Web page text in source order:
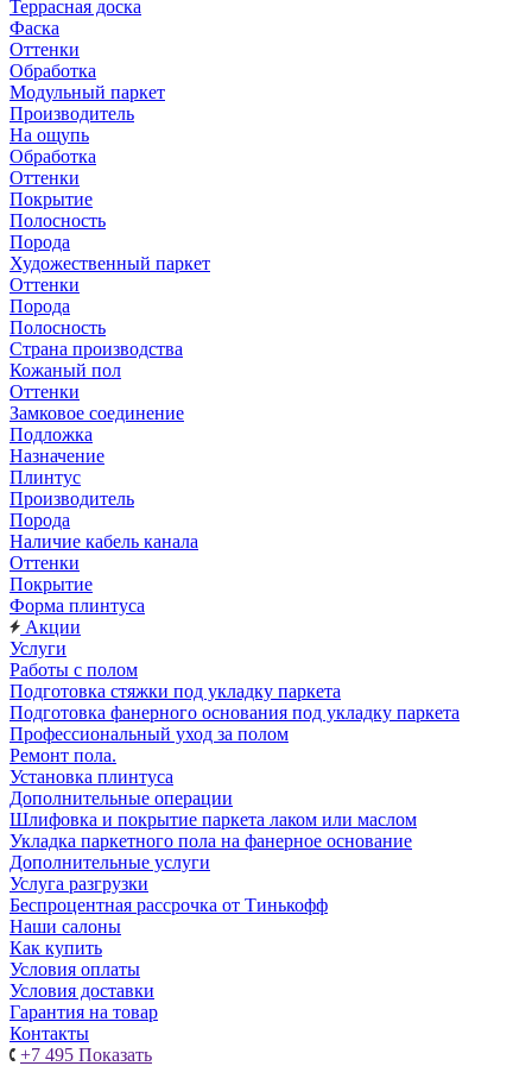
Террасная доска
Фаска
Оттенки
Обработка
Модульный паркет
Производитель
На ощупь
Обработка
Оттенки
Покрытие
Полосность
Порода
Художественный паркет
Оттенки
Порода
Полосность
Страна производства
Кожаный пол
Оттенки
Замковое соединение
Подложка
Назначение
Плинтус
Производитель
Порода
Наличие кабель канала
Оттенки
Покрытие
Форма плинтуса
Акции
Услуги
Работы с полом
Подготовка стяжки под укладку паркета
Подготовка фанерного основания под укладку паркета
Профессиональный уход за полом
Ремонт пола.
Установка плинтуса
Дополнительные операции
Шлифовка и покрытие паркета лаком или маслом
Укладка паркетного пола на фанерное основание
Дополнительные услуги
Услуга разгрузки
Беспроцентная рассрочка от Тинькофф
Наши салоны
Как купить
Условия оплаты
Условия доставки
Гарантия на товар
Контакты
+7 495 Показать